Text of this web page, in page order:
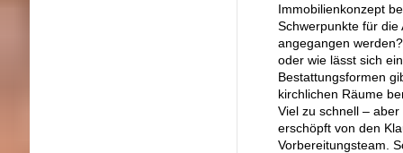
Immobilienkonzept
Schwerpunkte für
angegangen
oder wie lässt sich
Bestattungsformen
kirchlichen Räume
Viel zu schnell –
erschöpft von den
Vorbereitungsteam.